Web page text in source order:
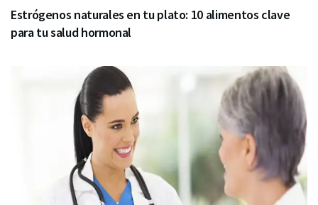
Estrógenos naturales en tu plato: 10 alimentos clave
para tu salud hormonal